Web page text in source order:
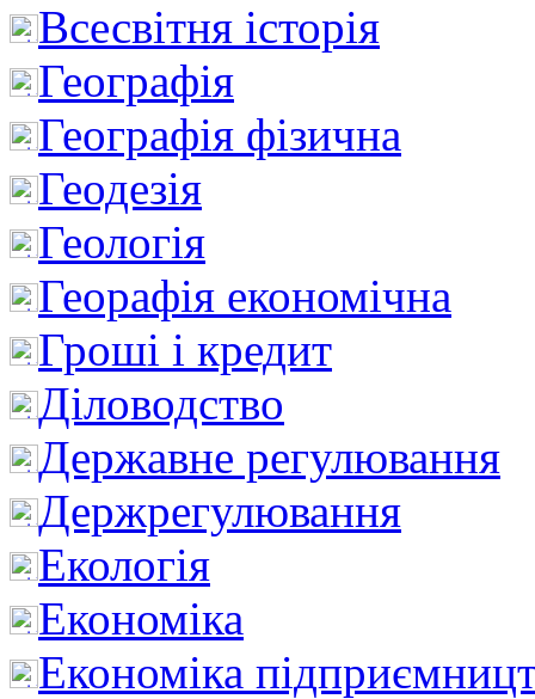
Всесвітня історія
Географія
Географія фізична
Геодезія
Геологія
Георафія економічна
Гроші і кредит
Діловодство
Державне регулювання
Держрегулювання
Екологія
Економіка
Економіка